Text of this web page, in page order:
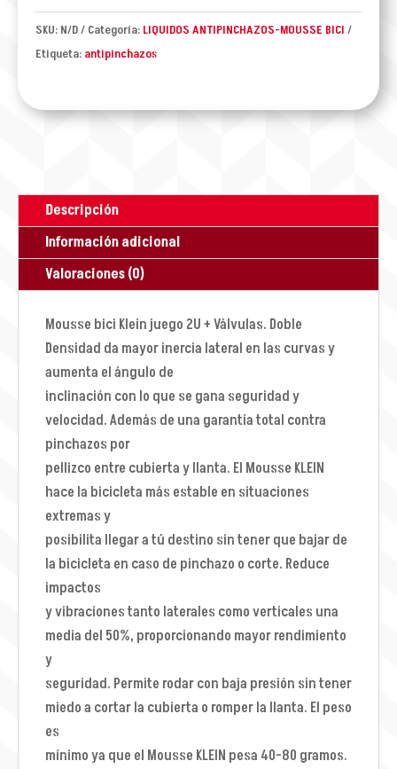
+
SKU: N/D Categoría: LIQUIDOS ANTIPINCHAZOS-MOUSSE BICI
Etiqueta: antipinchazos
Descripción
Información adicional
Valoraciones (0)
Mousse bici Klein juego 2U + Válvulas. Doble
Densidad da mayor inercia lateral en las curvas y
aumenta el ángulo de
inclinación con lo que se gana seguridad y
velocidad. Además de una garantía total contra
pinchazos por
pellizco entre cubierta y llanta. El Mousse KLEIN
hace la bicicleta más estable en situaciones
extremas y
posibilita llegar a tú destino sin tener que bajar de
la bicicleta en caso de pinchazo o corte. Reduce
impactos
y vibraciones tanto laterales como verticales una
media del 50%, proporcionando mayor rendimiento
y
seguridad. Permite rodar con baja presión sin tener
miedo a cortar la cubierta o romper la llanta. El peso
es
mínimo ya que el Mousse KLEIN pesa 40-80 gramos.